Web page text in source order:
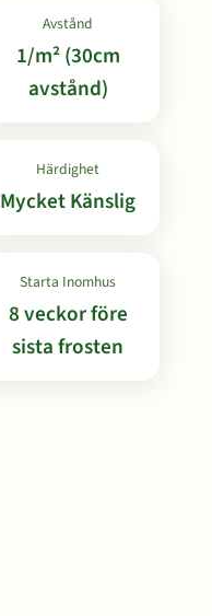
Avstånd
1/m² (30cm
avstånd)
Härdighet
Mycket Känslig
Starta Inomhus
8 veckor före
sista frosten